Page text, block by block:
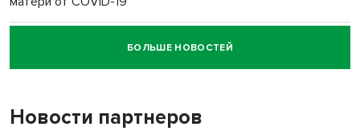
Новосибирский суд наказал водителя за смерть
пенсионерки на вокзале
БОЛЬШЕ НОВОСТЕЙ
Новости партнеров